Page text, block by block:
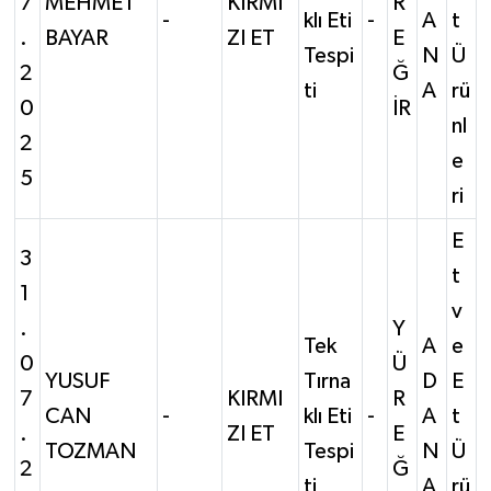
.
2
0
2
5
BAYAR
-
ZI ET
klı Eti
Tespi
ti
-
E
Ğ
İR
A
N
A
t
Ü
rü
nl
e
ri
3
1
.
0
7
.
2
YUSUF
CAN
TOZMAN
-
KIRMI
ZI ET
Tek
Tırna
klı Eti
Tespi
-
Y
Ü
R
E
Ğ
A
D
A
N
E
t
v
e
E
t
Ü